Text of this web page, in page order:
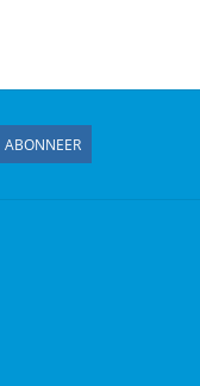
ABONNEER